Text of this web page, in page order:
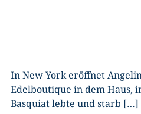
In New York eröffnet
Edelboutique in dem Haus,
Basquiat lebte und starb […]